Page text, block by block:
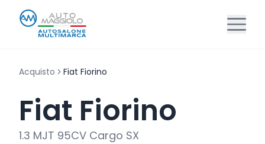
Acquisto Fiat Fiorino
Fiat Fiorino
1.3 MJT 95CV Cargo SX